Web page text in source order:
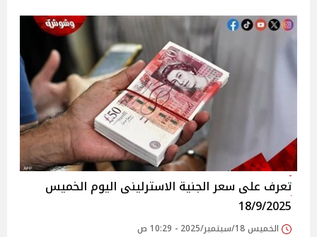
تعرف على سعر الجنية الاسترلينى اليوم الخميس
18/9/2025
الخميس 18/سبتمبر/2025 - 10:29 ص